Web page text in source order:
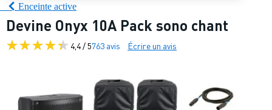
Enceinte active
Devine Onyx 10A Pack sono chant
4,4 / 5763 avis Écrire un avis